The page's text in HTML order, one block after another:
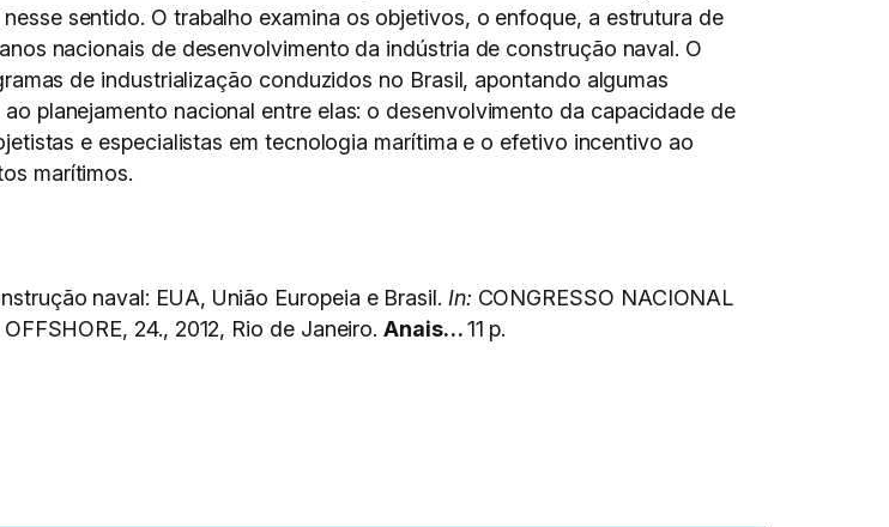
sentido. O trabalho examina os objetivos, o enfoque, a estrutura de
nacionais de desenvolvimento da indústria de construção naval. O
de industrialização conduzidos no Brasil, apontando algumas
planejamento nacional entre elas: o desenvolvimento da capacidade de
e especialistas em tecnologia marítima e o efetivo incentivo ao
marítimos.
naval: EUA, União Europeia e Brasil. In: CONGRESSO NACIONAL
24., 2012, Rio de Janeiro.Anais…11 p.